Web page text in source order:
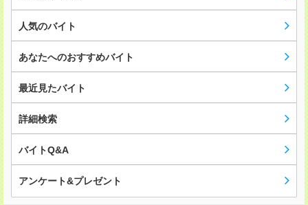
人気のバイト
あなたへのおすすめバイト
最近見たバイト
詳細検索
バイトQ&A
アンケート&プレゼント